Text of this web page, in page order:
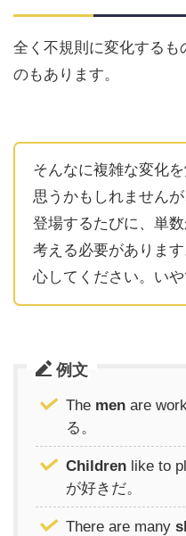
全く不規則に変化するも
のもあります。
そんなに複雑な変化
思うかもしれません
登場するたびに、単
考える必要がありま
心してください。いや
例文
The men are
る。
Children like to
が好きだ。
There are many